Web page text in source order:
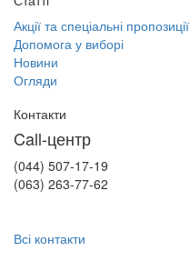
Акції та спеціальні пропозиції
Допомога у виборі
Новини
Огляди
Контакти
Call-центр
(044) 507-17-19
(063) 263-77-62
Всі контакти